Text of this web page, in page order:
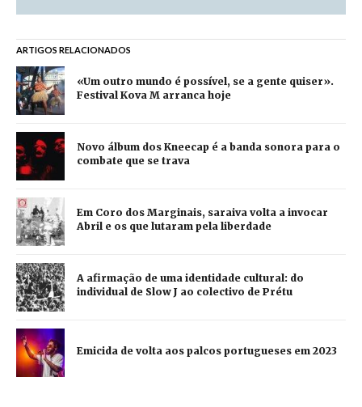
ARTIGOS RELACIONADOS
«Um outro mundo é possível, se a gente quiser».
Festival Kova M arranca hoje
Novo álbum dos Kneecap é a banda sonora para o
combate que se trava
Em Coro dos Marginais, saraiva volta a invocar
Abril e os que lutaram pela liberdade
A afirmação de uma identidade cultural: do
individual de Slow J ao colectivo de Prétu
Emicida de volta aos palcos portugueses em 2023